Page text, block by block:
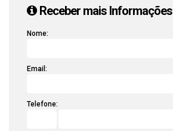
Receber mais Informações
Nome:
Email:
Telefone: